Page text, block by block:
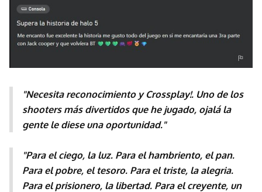
"Necesita reconocimiento y Crossplay!. Uno de los
shooters más divertidos que he jugado, ojalá la
gente le diese una oportunidad."
"Para el ciego, la luz. Para el hambriento, el pan.
Para el pobre, el tesoro. Para el triste, la alegria.
Para el prisionero, la libertad. Para el creyente, un